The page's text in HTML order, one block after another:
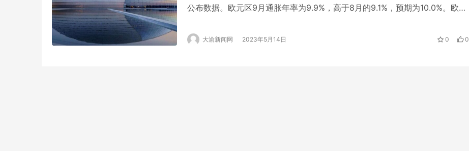
公布数据。欧元区9月通胀年率为9.9%，高于8月的9.1%，预期为10.0%。欧盟
国的年通胀率下降，1个成员国保持稳定，20个成员国上升。年增长率最低的
是法国(6.2%)、马耳他(7.4%)和芬兰(…
大渝新闻网 2023年5月14日 0 0